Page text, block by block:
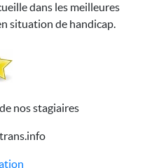
dans les meilleures
situation de handicap.
nos stagiaires